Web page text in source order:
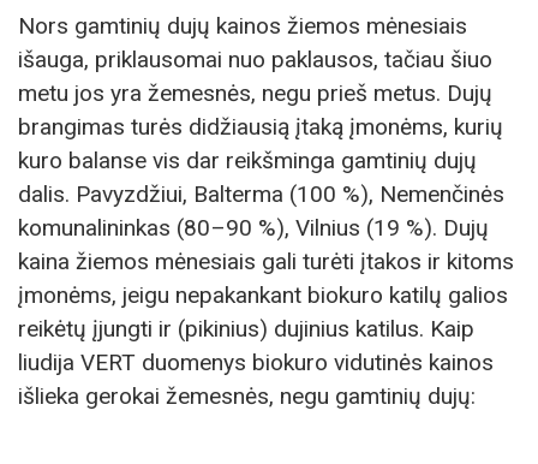
Nors gamtinių dujų kainos žiemos mėnesiais
išauga, priklausomai nuo paklausos, tačiau šiuo
metu jos yra žemesnės, negu prieš metus. Dujų
brangimas turės didžiausią įtaką įmonėms, kurių
kuro balanse vis dar reikšminga gamtinių dujų
dalis. Pavyzdžiui, Balterma (100 %), Nemenčinės
komunalininkas (80–90 %), Vilnius (19 %). Dujų
kaina žiemos mėnesiais gali turėti įtakos ir kitoms
įmonėms, jeigu nepakankant biokuro katilų galios
reikėtų įjungti ir (pikinius) dujinius katilus. Kaip
liudija VERT duomenys biokuro vidutinės kainos
išlieka gerokai žemesnės, negu gamtinių dujų: